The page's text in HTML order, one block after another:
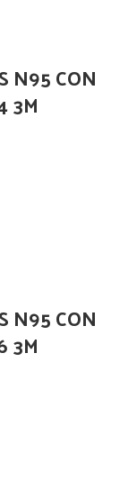
N95 CON
3M
N95 CON
3M